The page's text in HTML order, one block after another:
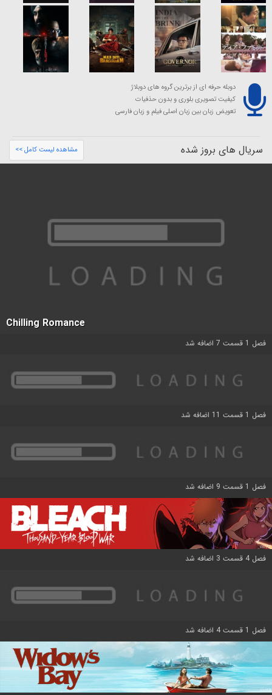
دوبله حرفه ای از برترین گروه های دوبلاژ
کیفیت تصویری بلوری و بدون حذفیات
تعویض زبان بین زبان اصلی فیلم و زبان فارسی
سریال های بروز شده مشاهده لیست کامل >>
Chilling Romance
فصل 1 قسمت 7 اضافه شد
فصل 1 قسمت 11 اضافه شد
فصل 1 قسمت 9 اضافه شد
فصل 4 قسمت 3 اضافه شد
فصل 1 قسمت 4 اضافه شد